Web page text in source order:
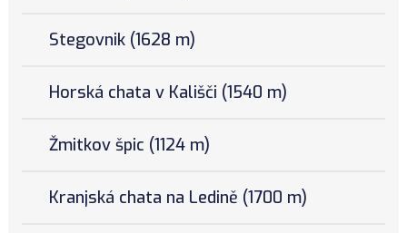
Stegovnik (1628 m)
Horská chata v Kališči (1540 m)
Žmitkov špic (1124 m)
Kranjská chata na Ledině (1700 m)